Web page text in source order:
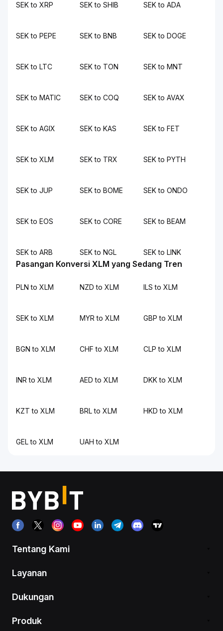
SEK to XRP SEK to SHIB SEK to ADA
SEK to PEPE SEK to BNB SEK to DOGE
SEK to LTC SEK to TON SEK to MNT
SEK to MATIC SEK to COQ SEK to AVAX
SEK to AGIX SEK to KAS SEK to FET
SEK to XLM SEK to TRX SEK to PYTH
SEK to JUP SEK to BOME SEK to ONDO
SEK to EOS SEK to CORE SEK to BEAM
SEK to ARB SEK to NGL SEK to LINK
Pasangan Konversi XLM yang Sedang Tren
PLN to XLM NZD to XLM ILS to XLM
SEK to XLM MYR to XLM GBP to XLM
BGN to XLM CHF to XLM CLP to XLM
INR to XLM AED to XLM DKK to XLM
KZT to XLM BRL to XLM HKD to XLM
GEL to XLM UAH to XLM
Tentang Kami
Layanan
Dukungan
Produk